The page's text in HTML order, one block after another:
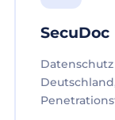
SecuDoc